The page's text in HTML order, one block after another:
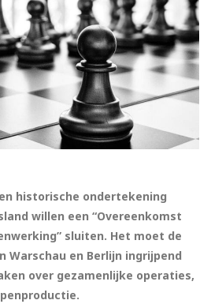
historische ondertekening
willen een “Overeenkomst
sluiten. Het moet de
Warschau en Berlijn ingrijpend
over gezamenlijke operaties,